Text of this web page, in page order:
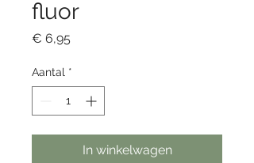
fluor
€ 6,95Prijs
Aantal *
In winkelwagen